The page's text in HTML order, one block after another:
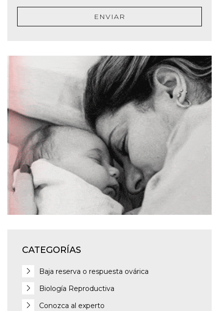
ENVIAR
CATEGORÍAS
Baja reserva o respuesta ovárica
Biología Reproductiva
Conozca al experto